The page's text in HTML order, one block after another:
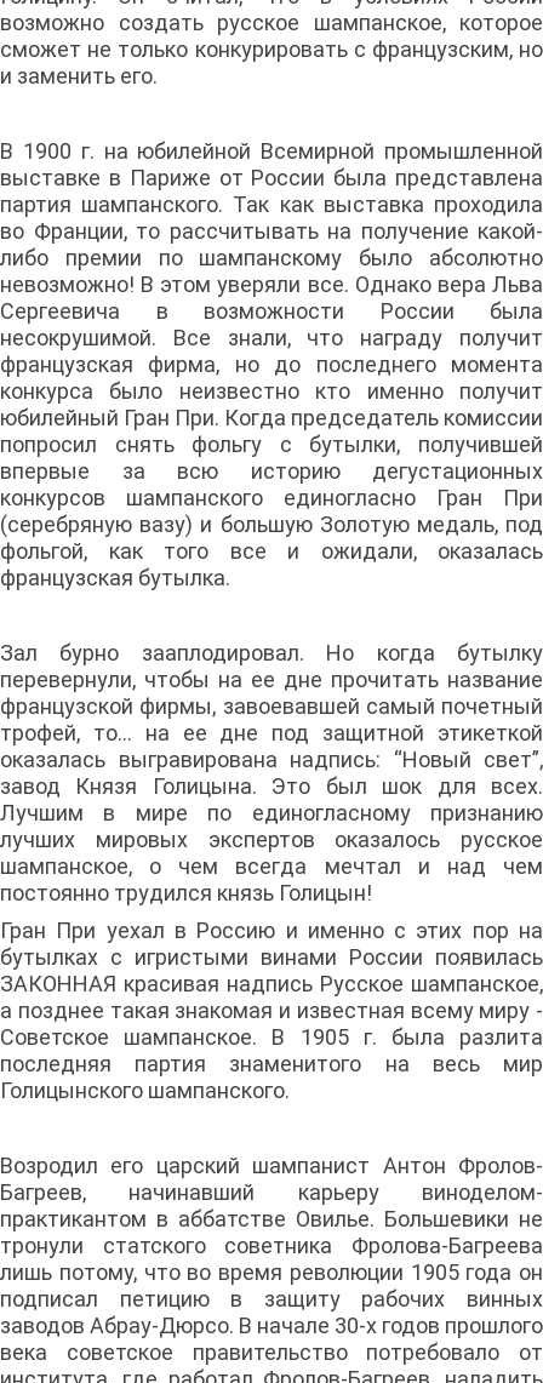
возможно создать русское шампанское, которое
сможет не только конкурировать с французским, но
и заменить его.
В 1900 г. на юбилейной Всемирной промышленной
выставке в Париже от России была представлена
партия шампанского. Так как выставка проходила
во Франции, то рассчитывать на получение какой-
либо премии по шампанскому было абсолютно
невозможно! В этом уверяли все. Однако вера Льва
Сергеевича в возможности России была
несокрушимой. Все знали, что награду получит
французская фирма, но до последнего момента
конкурса было неизвестно кто именно получит
юбилейный Гран При. Когда председатель комиссии
попросил снять фольгу с бутылки, получившей
впервые за всю историю дегустационных
конкурсов шампанского единогласно Гран При
(серебряную вазу) и большую Золотую медаль, под
фольгой, как того все и ожидали, оказалась
французская бутылка.
Зал бурно зааплодировал. Но когда бутылку
перевернули, чтобы на ее дне прочитать название
французской фирмы, завоевавшей самый почетный
трофей, то... на ее дне под защитной этикеткой
оказалась выгравирована надпись: “Новый свет”,
завод Князя Голицына. Это был шок для всех.
Лучшим в мире по единогласному признанию
лучших мировых экспертов оказалось русское
шампанское, о чем всегда мечтал и над чем
постоянно трудился князь Голицын!
Гран При уехал в Россию и именно с этих пор на
бутылках с игристыми винами России появилась
ЗАКОННАЯ красивая надпись Русское шампанское,
а позднее такая знакомая и известная всему миру -
Советское шампанское. В 1905 г. была разлита
последняя партия знаменитого на весь мир
Голицынского шампанского.
Возродил его царский шампанист Антон Фролов-
Багреев, начинавший карьеру виноделом-
практикантом в аббатстве Овилье. Большевики не
тронули статского советника Фролова-Багреева
лишь потому, что во время революции 1905 года он
подписал петицию в защиту рабочих винных
заводов Абрау-Дюрсо. В начале 30-х годов прошлого
века советское правительство потребовало от